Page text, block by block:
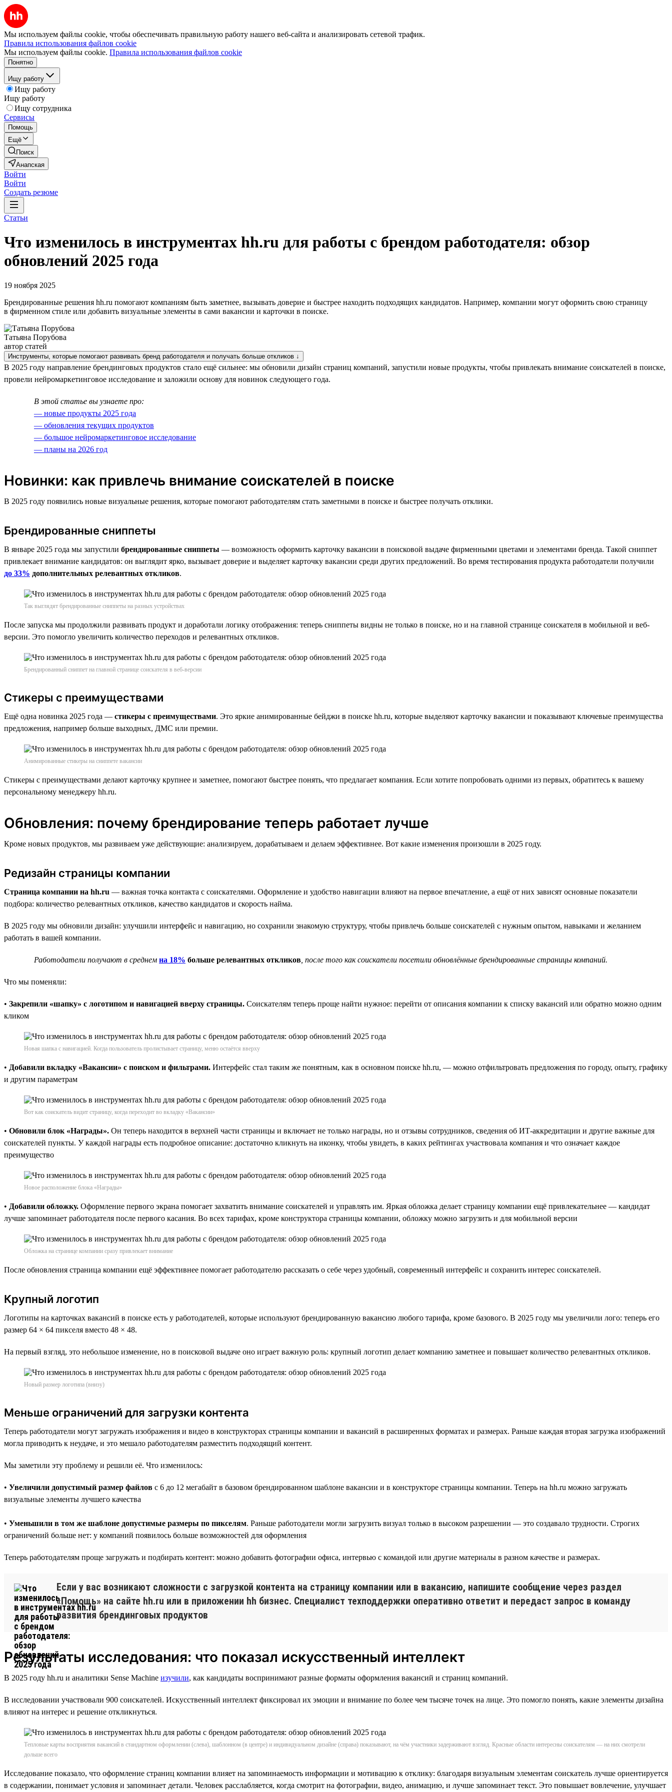
Мы используем файлы cookie, чтобы обеспечивать правильную работу нашего веб-сайта и анализировать сетевой трафик.
Правила использования файлов cookie
Мы используем файлы cookie. Правила использования файлов cookie
Понятно
Ищу работу
Ищу работу
Ищу работу
Ищу сотрудника
Сервисы
Помощь
Ещё
Поиск
Анапская
Войти
Войти
Создать резюме
Статьи
Что изменилось в инструментах hh.ru для работы с брендом работодателя: обзор
обновлений 2025 года
19 ноября 2025
Брендированные решения hh.ru помогают компаниям быть заметнее, вызывать доверие и быстрее находить подходящих кандидатов. Например, компании могут оформить свою страницу
в фирменном стиле или добавить визуальные элементы в сами вакансии и карточки в поиске.
Татьяна Порубова
автор статей
Инструменты, которые помогают развивать бренд работодателя и получать больше откликов ↓
В 2025 году направление брендинговых продуктов стало ещё сильнее: мы обновили дизайн страниц компаний, запустили новые продукты, чтобы привлекать внимание соискателей в поиске,
провели нейромаркетинговое исследование и заложили основу для новинок следующего года.
В этой статье вы узнаете про:
— новые продукты 2025 года
— обновления текущих продуктов
— большое нейромаркетинговое исследование
— планы на 2026 год
Новинки: как привлечь внимание соискателей в поиске
В 2025 году появились новые визуальные решения, которые помогают работодателям стать заметными в поиске и быстрее получать отклики.
Брендированные сниппеты
В январе 2025 года мы запустили брендированные сниппеты — возможность оформить карточку вакансии в поисковой выдаче фирменными цветами и элементами бренда. Такой сниппет
привлекает внимание кандидатов: он выглядит ярко, вызывает доверие и выделяет карточку вакансии среди других предложений. Во время тестирования продукта работодатели получили
до 33% дополнительных релевантных откликов.
Так выглядят брендированные сниппеты на разных устройствах
После запуска мы продолжили развивать продукт и доработали логику отображения: теперь сниппеты видны не только в поиске, но и на главной странице соискателя в мобильной и веб-
версии. Это помогло увеличить количество переходов и релевантных откликов.
Брендированный сниппет на главной странице соискателя в веб-версии
Стикеры с преимуществами
Ещё одна новинка 2025 года — стикеры с преимуществами. Это яркие анимированные бейджи в поиске hh.ru, которые выделяют карточку вакансии и показывают ключевые преимущества
предложения, например больше выходных, ДМС или премии.
Анимированные стикеры на сниппете вакансии
Стикеры с преимуществами делают карточку крупнее и заметнее, помогают быстрее понять, что предлагает компания. Если хотите попробовать одними из первых, обратитесь к вашему
персональному менеджеру hh.ru.
Обновления: почему брендирование теперь работает лучше
Кроме новых продуктов, мы развиваем уже действующие: анализируем, дорабатываем и делаем эффективнее. Вот какие изменения произошли в 2025 году.
Редизайн страницы компании
Страница компании на hh.ru — важная точка контакта с соискателями. Оформление и удобство навигации влияют на первое впечатление, а ещё от них зависят основные показатели
подбора: количество релевантных откликов, качество кандидатов и скорость найма.
В 2025 году мы обновили дизайн: улучшили интерфейс и навигацию, но сохранили знакомую структуру, чтобы привлечь больше соискателей с нужным опытом, навыками и желанием
работать в вашей компании.
Работодатели получают в среднем на 18% больше релевантных откликов , после того как соискатели посетили обновлённые брендированные страницы компаний.
Что мы поменяли:
• Закрепили «шапку» с логотипом и навигацией вверху страницы. Соискателям теперь проще найти нужное: перейти от описания компании к списку вакансий или обратно можно одним
кликом
Новая шапка с навигацией. Когда пользователь пролистывает страницу, меню остаётся вверху
• Добавили вкладку «Вакансии» с поиском и фильтрами. Интерфейс стал таким же понятным, как в основном поиске hh.ru, — можно отфильтровать предложения по городу, опыту, графику
и другим параметрам
Вот как соискатель видит страницу, когда переходит во вкладку «Вакансии»
• Обновили блок «Награды». Он теперь находится в верхней части страницы и включает не только награды, но и отзывы сотрудников, сведения об ИТ-аккредитации и другие важные для
соискателей пункты. У каждой награды есть подробное описание: достаточно кликнуть на иконку, чтобы увидеть, в каких рейтингах участвовала компания и что означает каждое
преимущество
Новое расположение блока «Награды»
• Добавили обложку. Оформление первого экрана помогает захватить внимание соискателей и управлять им. Яркая обложка делает страницу компании ещё привлекательнее — кандидат
лучше запоминает работодателя после первого касания. Во всех тарифах, кроме конструктора страницы компании, обложку можно загрузить и для мобильной версии
Обложка на странице компании сразу привлекает внимание
После обновления страница компании ещё эффективнее помогает работодателю рассказать о себе через удобный, современный интерфейс и сохранить интерес соискателей.
Крупный логотип
Логотипы на карточках вакансий в поиске есть у работодателей, которые используют брендированную вакансию любого тарифа, кроме базового. В 2025 году мы увеличили лого: теперь его
размер 64 × 64 пикселя вместо 48 × 48.
На первый взгляд, это небольшое изменение, но в поисковой выдаче оно играет важную роль: крупный логотип делает компанию заметнее и повышает количество релевантных откликов.
Новый размер логотипа (внизу)
Меньше ограничений для загрузки контента
Теперь работодатели могут загружать изображения и видео в конструкторах страницы компании и вакансий в расширенных форматах и размерах. Раньше каждая вторая загрузка изображений
могла приводить к неудаче, и это мешало работодателям разместить подходящий контент.
Мы заметили эту проблему и решили её. Что изменилось:
• Увеличили допустимый размер файлов с 6 до 12 мегабайт в базовом брендированном шаблоне вакансии и в конструкторе страницы компании. Теперь на hh.ru можно загружать
визуальные элементы лучшего качества
• Уменьшили в том же шаблоне допустимые размеры по пикселям. Раньше работодатели могли загрузить визуал только в высоком разрешении — это создавало трудности. Строгих
ограничений больше нет: у компаний появилось больше возможностей для оформления
Теперь работодателям проще загружать и подбирать контент: можно добавить фотографии офиса, интервью с командой или другие материалы в разном качестве и размерах.
Если у вас возникают сложности с загрузкой контента на страницу компании или в вакансию, напишите сообщение через раздел
«Помощь» на сайте hh.ru или в приложении hh бизнес. Специалист техподдержки оперативно ответит и передаст запрос в команду
развития брендинговых продуктов
Результаты исследования: что показал искусственный интеллект
В 2025 году hh.ru и аналитики Sense Machine изучили, как кандидаты воспринимают разные форматы оформления вакансий и страниц компаний.
В исследовании участвовали 900 соискателей. Искусственный интеллект фиксировал их эмоции и внимание по более чем тысяче точек на лице. Это помогло понять, какие элементы дизайна
влияют на интерес и решение откликнуться.
Тепловые карты восприятия вакансий в стандартном оформлении (слева), шаблонном (в центре) и индивидуальном дизайне (справа) показывают, на чём участники задерживают взгляд. Красные области интересны соискателям — на них смотрели
дольше всего
Исследование показало, что оформление страниц компании влияет на запоминаемость информации и мотивацию к отклику: благодаря визуальным элементам соискатель лучше ориентируется
в содержании, понимает условия и запоминает детали. Человек расслабляется, когда смотрит на фотографии, видео, анимацию, и лучше запоминает текст. Это повышает вовлечение, улучшает